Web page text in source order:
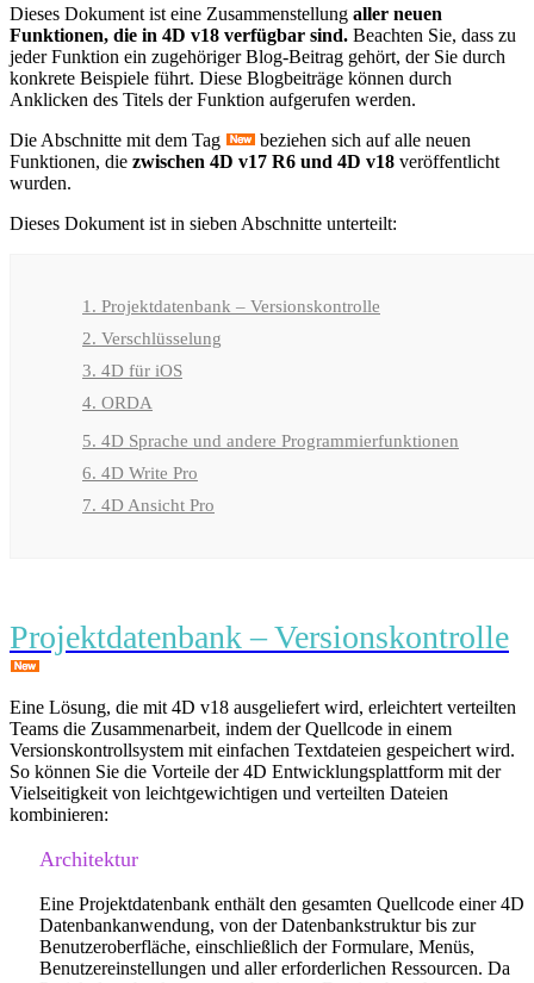
Dieses Dokument ist eine Zusammenstellung aller neuen
Funktionen, die in 4D v18 verfügbar sind. Beachten Sie, dass zu
jeder Funktion ein zugehöriger Blog-Beitrag gehört, der Sie durch
konkrete Beispiele führt. Diese Blogbeiträge können durch
Anklicken des Titels der Funktion aufgerufen werden.
Die Abschnitte mit dem Tag
beziehen sich auf alle neuen
Funktionen, die zwischen 4D v17 R6 und 4D v18 veröffentlicht
wurden.
Dieses Dokument ist in sieben Abschnitte unterteilt:
1. Projektdatenbank – Versionskontrolle
2. Verschlüsselung
3. 4D für iOS
4. ORDA
5. 4D Sprache und andere Programmierfunktionen
6. 4D Write Pro
7. 4D Ansicht Pro
Projektdatenbank – Versionskontrolle
Eine Lösung, die mit 4D v18 ausgeliefert wird, erleichtert verteilten
Teams die Zusammenarbeit, indem der Quellcode in einem
Versionskontrollsystem mit einfachen Textdateien gespeichert wird.
So können Sie die Vorteile der 4D Entwicklungsplattform mit der
Vielseitigkeit von leichtgewichtigen und verteilten Dateien
kombinieren:
Architektur
Eine Projektdatenbank enthält den gesamten Quellcode einer 4D
Datenbankanwendung, von der Datenbankstruktur bis zur
Benutzeroberfläche, einschließlich der Formulare, Menüs,
Benutzereinstellungen und aller erforderlichen Ressourcen. Da